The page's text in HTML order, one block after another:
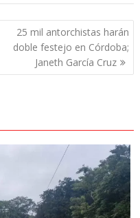
25 mil antorchistas harán
doble festejo en Córdoba;
Janeth García Cruz